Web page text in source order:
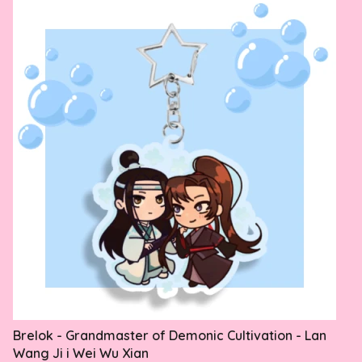
Brelok - Grandmaster of Demonic Cultivation - Lan
Wang Ji i Wei Wu Xian